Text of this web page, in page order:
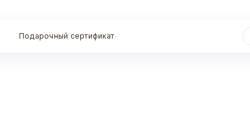
Подарочный сертификат